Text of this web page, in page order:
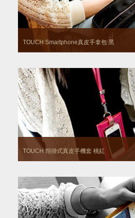
TOUCH Smartphone真皮手拿包 黑
TOUCH 頸掛式真皮手機套 桃紅